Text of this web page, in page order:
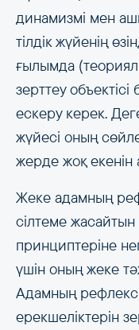
динамизмі мен
тілдік жүйенің
ғылымда
зерттеу
ескеру керек.
жүйесі оның
жерде жоқ екенін
Жеке адамның
сілтеме
принциптеріне
үшін оның жеке
Адамның
ерекшеліктерін